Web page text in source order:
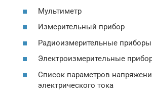
Мультиметр
Измерительный прибор
Радиоизмерительные приборы
Электроизмерительные
Список параметров
электрического тока